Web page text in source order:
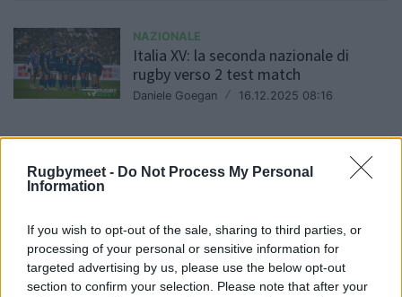
Rugbymeet - Do Not Process My Personal
Information
If you wish to opt-out of the sale, sharing to third parties, or
processing of your personal or sensitive information for
targeted advertising by us, please use the below opt-out
section to confirm your selection. Please note that after your
NAZIONALE
Italia XV: la seconda nazionale di
rugby verso 2 test match
Daniele Goegan / 16.12.2025 08:16
NAZIONALE
Redazione / 27.11.2025 15:19